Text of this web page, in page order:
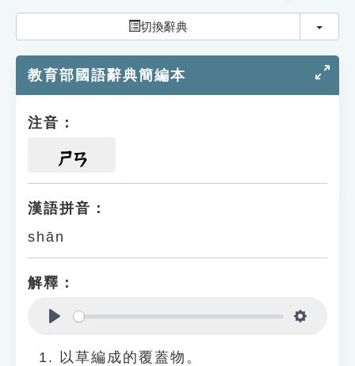
貓頭鷹博士
切換辭典 切換
教育部國語辭典簡編本
注音：
ㄕㄢ
漢語拼音：
shān
解釋：
以草編成的覆蓋物。